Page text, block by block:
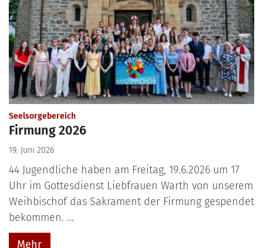
Seelsorgebereich:
Firmung 2026
19. Juni 2026
44 Jugendliche haben am Freitag, 19.6.2026 um 17
Uhr im Gottesdienst Liebfrauen Warth von unserem
Weihbischof das Sakrament der Firmung gespendet
bekommen. ...
Mehr